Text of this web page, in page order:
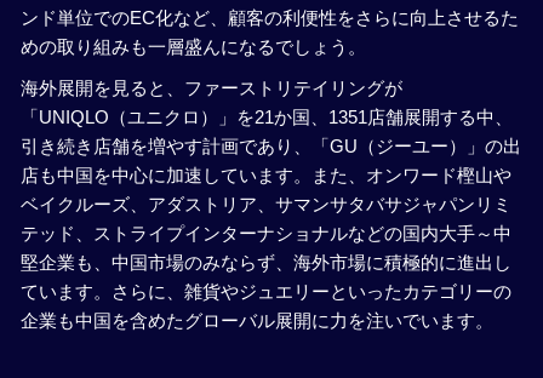
ンド単位でのEC化など、顧客の利便性をさらに向上させるた
めの取り組みも一層盛んになるでしょう。
海外展開を見ると、ファーストリテイリングが
「UNIQLO（ユニクロ）」を21か国、1351店舗展開する中、
引き続き店舗を増やす計画であり、「GU（ジーユー）」の出
店も中国を中心に加速しています。また、オンワード樫山や
ベイクルーズ、アダストリア、サマンサタバサジャパンリミ
テッド、ストライプインターナショナルなどの国内大手～中
堅企業も、中国市場のみならず、海外市場に積極的に進出し
ています。さらに、雑貨やジュエリーといったカテゴリーの
企業も中国を含めたグローバル展開に力を注いでいます。